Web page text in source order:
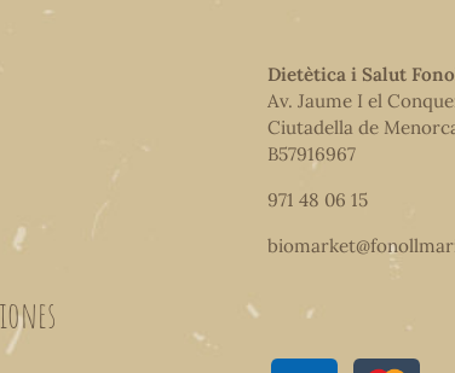
Dietètica i Salut
Av. Jaume I el
Ciutadella de
B57916967
971 48 06 15